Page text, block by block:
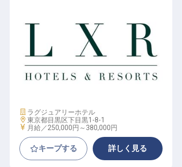
料飲・宴会サービスSV│月給25万円
～／2027年開業予定／ヒルトンLXR
東京初進出
施設業態
ラグジュアリーホテル
勤務地
東京都目黒区下目黒1-8-1
給与
月給／250,000円～ 380,000円
キープする 詳しく見る